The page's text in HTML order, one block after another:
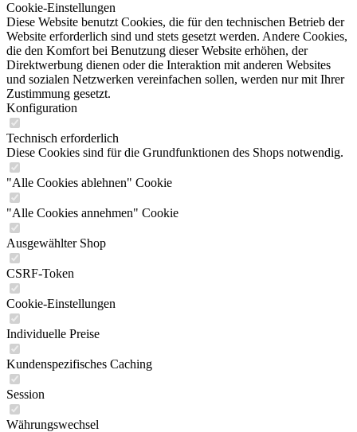
Cookie-Einstellungen
Diese Website benutzt Cookies, die für den technischen Betrieb der
Website erforderlich sind und stets gesetzt werden. Andere Cookies,
die den Komfort bei Benutzung dieser Website erhöhen, der
Direktwerbung dienen oder die Interaktion mit anderen Websites
und sozialen Netzwerken vereinfachen sollen, werden nur mit Ihrer
Zustimmung gesetzt.
Konfiguration
Technisch erforderlich
Diese Cookies sind für die Grundfunktionen des Shops notwendig.
"Alle Cookies ablehnen" Cookie
"Alle Cookies annehmen" Cookie
Ausgewählter Shop
CSRF-Token
Cookie-Einstellungen
Individuelle Preise
Kundenspezifisches Caching
Session
Währungswechsel